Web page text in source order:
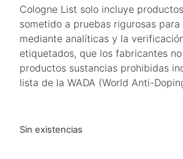
Cologne List solo incluye
sometido a pruebas rigurosas
mediante analíticas y la
etiquetados, que los fabricantes
productos sustancias prohibidas
lista de la WADA (World Anti-
Sin existencias